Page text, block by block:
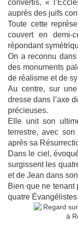
convertis, «
auprès des juifs
Toute cette
couvert en demi-
répondant
On a reconnu
des monuments
de réalisme et de
Au centre, sur
dresse dans l’axe
précieuses.
Elle unit son
terrestre, avec
après sa
Dans le ciel,
surgissent les
et de Jean dans
Bien que ne tenant
quatre Évangélistes.